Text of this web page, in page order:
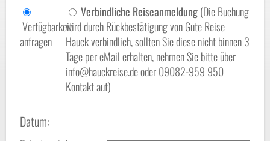
Verfügbarkeit
anfragen
Verbindliche Reiseanmeldung(Die Buchung
wird durch Rückbestätigung von Gute Reise
Hauck verbindlich, sollten Sie diese nicht binnen 3
Tage per eMail erhalten, nehmen Sie bitte über
info@hauckreise.de oder 09082-959 950
Kontakt auf)
Datum: